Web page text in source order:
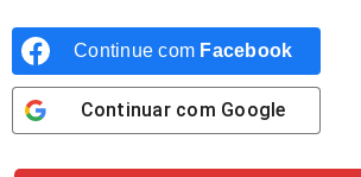
Continue com Facebook
Continuar com Google